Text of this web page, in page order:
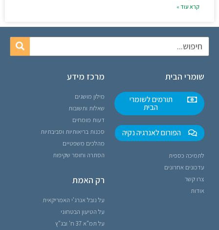
קרא עוד »
שומרי הבית
תורמים לשומרי
הבית
הפורום לאנרגיה נקיה
לתמיכה כספית
עדכונים אחרונים
צרו קשר
אודות
מרכז מידע
מילון מושגים
שאלות ותשובות
דעות מומחים
סכנות בריאותיות וסביבתיות
מהלכים משפטיים
הסתרה וחוסר שקיפות
רק האמת
על נובל אנרג'י האמריקאית
על הטיעון הבטחוני
על תמ"א 37 ח' ובג"ץ